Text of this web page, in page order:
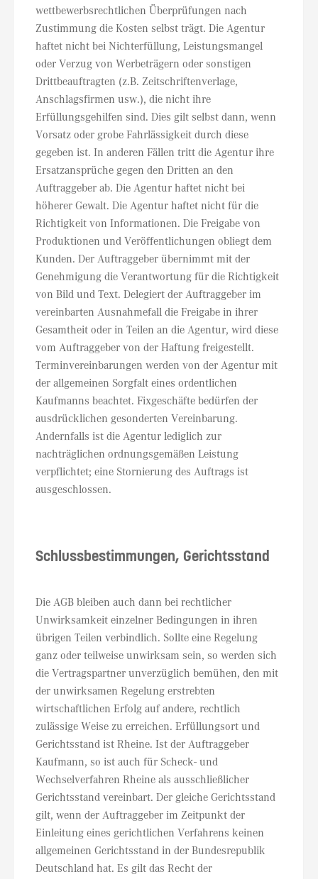
wettbewerbsrechtlichen Überprüfungen nach
Zustimmung die Kosten selbst trägt. Die Agentur
haftet nicht bei Nichterfüllung, Leistungsmangel
oder Verzug von Werbeträgern oder sonstigen
Drittbeauftragten (z.B. Zeitschriftenverlage,
Anschlagsfirmen usw.), die nicht ihre
Erfüllungsgehilfen sind. Dies gilt selbst dann, wenn
Vorsatz oder grobe Fahrlässigkeit durch diese
gegeben ist. In anderen Fällen tritt die Agentur ihre
Ersatzansprüche gegen den Dritten an den
Auftraggeber ab. Die Agentur haftet nicht bei
höherer Gewalt. Die Agentur haftet nicht für die
Richtigkeit von Informationen. Die Freigabe von
Produktionen und Veröffentlichungen obliegt dem
Kunden. Der Auftraggeber übernimmt mit der
Genehmigung die Verantwortung für die Richtigkeit
von Bild und Text. Delegiert der Auftraggeber im
vereinbarten Ausnahmefall die Freigabe in ihrer
Gesamtheit oder in Teilen an die Agentur, wird diese
vom Auftraggeber von der Haftung freigestellt.
Terminvereinbarungen werden von der Agentur mit
der allgemeinen Sorgfalt eines ordentlichen
Kaufmanns beachtet. Fixgeschäfte bedürfen der
ausdrücklichen gesonderten Vereinbarung.
Andernfalls ist die Agentur lediglich zur
nachträglichen ordnungsgemäßen Leistung
verpflichtet; eine Stornierung des Auftrags ist
ausgeschlossen.
Schlussbestimmungen, Gerichtsstand
Die AGB bleiben auch dann bei rechtlicher
Unwirksamkeit einzelner Bedingungen in ihren
übrigen Teilen verbindlich. Sollte eine Regelung
ganz oder teilweise unwirksam sein, so werden sich
die Vertragspartner unverzüglich bemühen, den mit
der unwirksamen Regelung erstrebten
wirtschaftlichen Erfolg auf andere, rechtlich
zulässige Weise zu erreichen. Erfüllungsort und
Gerichtsstand ist Rheine. Ist der Auftraggeber
Kaufmann, so ist auch für Scheck- und
Wechselverfahren Rheine als ausschließlicher
Gerichtsstand vereinbart. Der gleiche Gerichtsstand
gilt, wenn der Auftraggeber im Zeitpunkt der
Einleitung eines gerichtlichen Verfahrens keinen
allgemeinen Gerichtsstand in der Bundesrepublik
Deutschland hat. Es gilt das Recht der